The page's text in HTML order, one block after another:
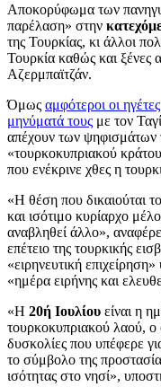
Αποκορύφωμα των
παρέλαση» στην
της Τουρκίας, κι άλλοι
Τουρκία καθώς και ξένες
Αζερμπαϊτζάν.
Όμως αμφότεροι οι
μηνύματά τους με τον
απέχουν των
«τουρκοκυπριακού
που ενέκρινε χθες η
«Η θέση που δικαιούται
και ισότιμο κυρίαρχο
αναβληθεί άλλο»,
επέτειο της τουρκικής
«ειρηνευτική επιχείρηση»
«ημέρα ειρήνης και
«Η 20ή Ιουλίου είναι η
τουρκοκυπριακού λαού, ο
δυσκολίες που υπέφερε
το σύμβολο της
ισότητας στο νησί»,